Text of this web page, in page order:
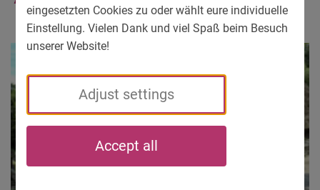
eingesetzten Cookies zu oder wählt eure individuelle
Einstellung. Vielen Dank und viel Spaß beim Besuch
unserer Website!
Adjust settings
Accept all